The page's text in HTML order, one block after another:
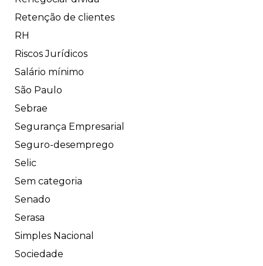
Retenção de clientes
RH
Riscos Jurídicos
Salário mínimo
São Paulo
Sebrae
Segurança Empresarial
Seguro-desemprego
Selic
Sem categoria
Senado
Serasa
Simples Nacional
Sociedade